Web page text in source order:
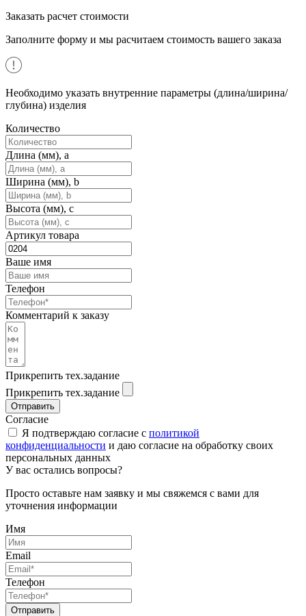
Заказать расчет стоимости
Заполните форму и мы расчитаем стоимость вашего заказа
Необходимо указать внутренние параметры (длина/ширина/
глубина) изделия
Количество
Длина (мм), a
Ширина (мм), b
Высота (мм), c
Артикул товара
Ваше имя
Телефон
Комментарий к заказу
Прикрепить тех.задание
Прикрепить тех.задание
Отправить
Согласие
Я подтверждаю согласие с политикой
конфиденциальности и даю согласие на обработку своих
персональных данных
У вас остались вопросы?
Просто оставьте нам заявку и мы свяжемся с вами для
уточнения информации
Имя
Email
Телефон
Отправить